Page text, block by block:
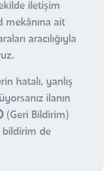
iletişim
mekânına ait
aracılığıyla
hatalı, yanlış
ilanın
(Geri Bildirim)
bildirim de